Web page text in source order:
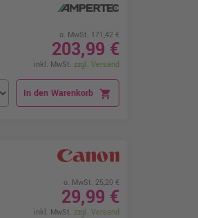
o. MwSt. 171,42 €
203,99 €
inkl. MwSt. zzgl. Versand
In den Warenkorb shopping_cart
o. MwSt. 25,20 €
29,99 €
inkl. MwSt. zzgl. Versand